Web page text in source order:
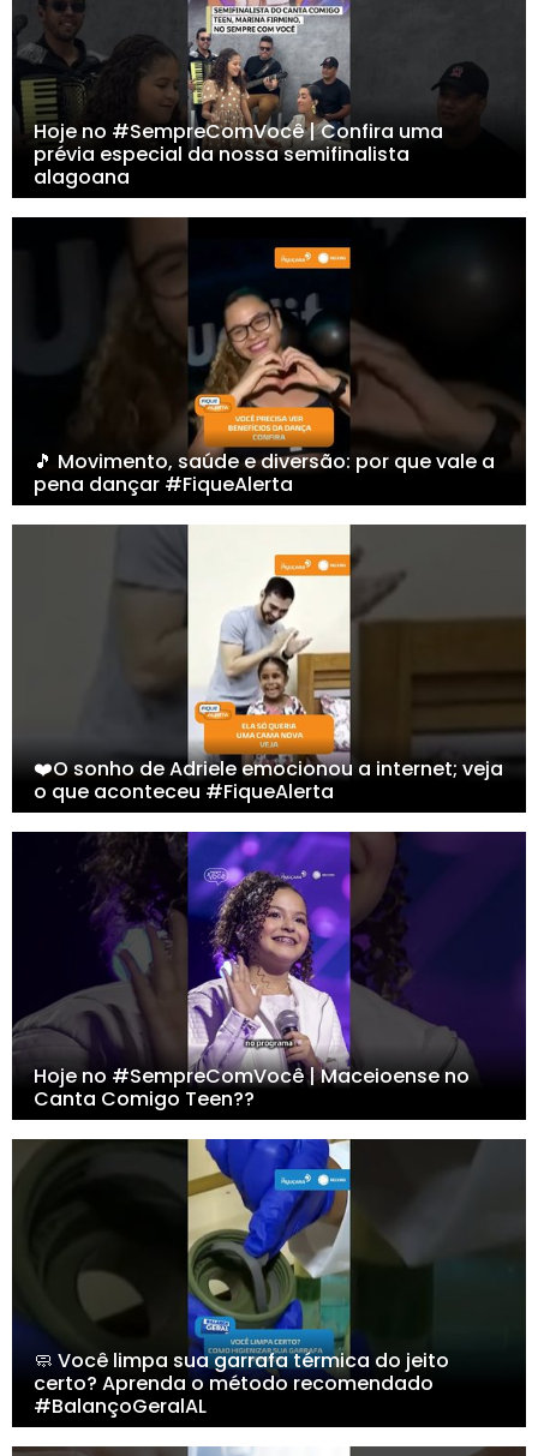
Hoje no #SempreComVocê | Confira uma
prévia especial da nossa semifinalista
alagoana
🎵 Movimento, saúde e diversão: por que vale a
pena dançar #FiqueAlerta
❤️O sonho de Adriele emocionou a internet; veja
o que aconteceu #FiqueAlerta
Hoje no #SempreComVocê | Maceioense no
Canta Comigo Teen??
🧼 Você limpa sua garrafa térmica do jeito
certo? Aprenda o método recomendado
#BalançoGeralAL